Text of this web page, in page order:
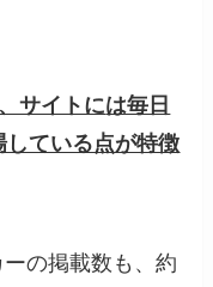
サイトには毎日
ている点が特徴
の掲載数も、約